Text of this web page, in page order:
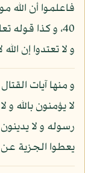
فاعلموا أن الله
40، و كذا قوله
و لا تعتدوا إن
و منها آيات
لا يؤمنون بالله و
رسوله و لا
يعطوا الجزية عن